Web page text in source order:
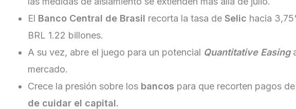
El Banco Central de Brasil recorta la tasa de Selic hacia
BRL 1.22 billones.
A su vez, abre el juego para un potencial Quantitative Easing
mercado.
Crece la presión sobre los bancos para que recorten pagos
de cuidar el capital.